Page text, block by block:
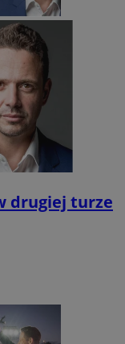
drugiej turze